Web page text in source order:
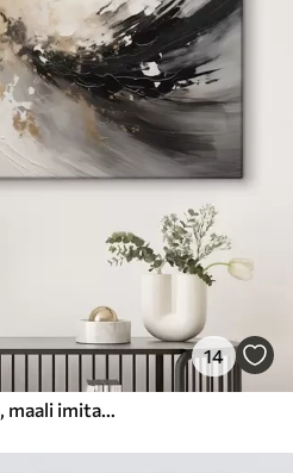
14
Abstraktne kompositsioon, maali imitatsioon